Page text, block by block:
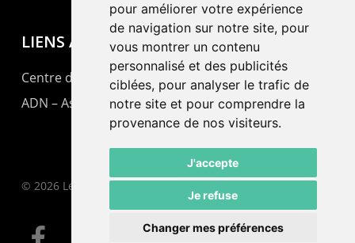
pour améliorer votre expérience
de navigation sur notre site, pour
vous montrer un contenu
personnalisé et des publicités
ciblées, pour analyser le trafic de
notre site et pour comprendre la
provenance de nos visiteurs.
J'accepte
Je refuse
Changer mes préférences
LIENS AMIS
Centre de culture ABC
ADN – Association Danse Neuchâtel
© 2026 Le Pommier.
facebook email